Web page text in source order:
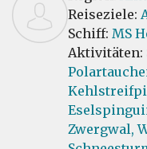
Reiseziele:
Schiff: MS
Aktivitäten:
Zwergwal,